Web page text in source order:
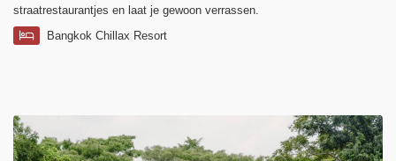
straatrestaurantjes en laat je gewoon verrassen.
Bangkok Chillax Resort